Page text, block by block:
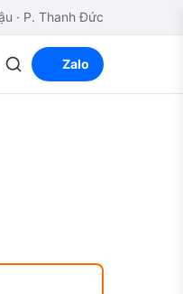
· P. Thanh Đức
Zalo